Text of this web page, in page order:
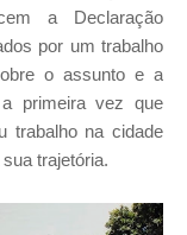
a Declaração
por um trabalho
o assunto e a
primeira vez que
trabalho na cidade
trajetória.